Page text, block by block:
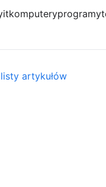
itkomputeryprogramy
artykułów